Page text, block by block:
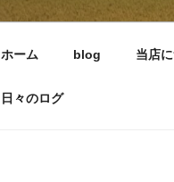
ホーム blog 当店
日々のログ